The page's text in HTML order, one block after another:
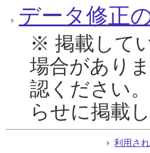
データ修正
※ 掲載して
場合があり
認ください
らせに掲載し
利用さ